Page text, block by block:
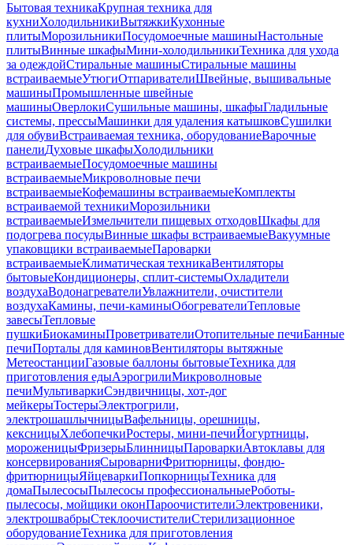
Бытовая техникаКрупная техника для
кухниХолодильникиВытяжкиКухонные
плитыМорозильникиПосудомоечные машиныНастольные
плитыВинные шкафыМини-холодильникиТехника для ухода
за одеждойСтиральные машиныСтиральные машины
встраиваемыеУтюгиОтпаривателиШвейные, вышивальные
машиныПромышленные швейные
машиныОверлокиСушильные машины, шкафыГладильные
системы, прессыМашинки для удаления катышковСушилки
для обувиВстраиваемая техника, оборудованиеВарочные
панелиДуховые шкафыХолодильники
встраиваемыеПосудомоечные машины
встраиваемыеМикроволновые печи
встраиваемыеКофемашины встраиваемыеКомплекты
встраиваемой техникиМорозильники
встраиваемыеИзмельчители пищевых отходовШкафы для
подогрева посудыВинные шкафы встраиваемыеВакуумные
упаковщики встраиваемыеПароварки
встраиваемыеКлиматическая техникаВентиляторы
бытовыеКондиционеры, сплит-системыОхладители
воздухаВодонагревателиУвлажнители, очистители
воздухаКамины, печи-каминыОбогревателиТепловые
завесыТепловые
пушкиБиокаминыПроветривателиОтопительные печиБанные
печиПорталы для каминовВентиляторы вытяжные
МетеостанцииГазовые баллоны бытовыеТехника для
приготовления едыАэрогрилиМикроволновые
печиМультиваркиСэндвичницы, хот-дог
мейкерыТостерыЭлектрогрили,
электрошашлычницыВафельницы, орешницы,
кексницыХлебопечкиРостеры, мини-печиЙогуртницы,
мороженицыФризерыБлинницыПароваркиАвтоклавы для
консервированияСыроварниФритюрницы, фондю-
фритюрницыЯйцеваркиПопкорницыТехника для
домаПылесосыПылесосы профессиональныеРоботы-
пылесосы, мойщики оконПароочистителиЭлектровеники,
электрошвабрыСтеклоочистителиСтерилизационное
оборудованиеТехника для приготовления